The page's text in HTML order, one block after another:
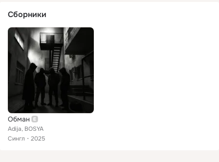
Сборники
Обман
Adija, BOSYA
Сингл
2025